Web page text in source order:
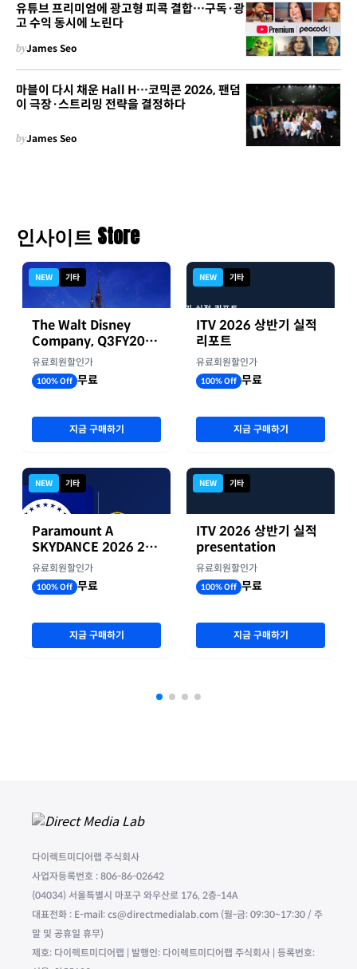
유튜브 프리미엄에 광고형 피콕 결합…구독·광
고 수익 동시에 노린다
byJames Seo
마블이 다시 채운 Hall H…코믹콘 2026, 팬덤
이 극장·스트리밍 전략을 결정하다
byJames Seo
인사이트 Store
NEW 기타
The Walt Disney
Company, Q3FY2026
실적자료
유료회원할인가
100% Off 무료
지금 구매하기
NEW 기타
Paramount A
SKYDANCE 2026 2분
기 실적
유료회원할인가
100% Off 무료
지금 구매하기
NEW 기타
ITV 2026 상반기 실적
리포트
유료회원할인가
100% Off 무료
지금 구매하기
NEW 기타
ITV 2026 상반기 실적
presentation
유료회원할인가
100% Off 무료
지금 구매하기
다이렉트미디어랩 주식회사
사업자등록번호 : 806-86-02642
(04034) 서울특별시 마포구 와우산로 176, 2층-14A
대표전화 : E-mail: cs@directmedialab.com (월-금: 09:30~17:30 / 주
말 및 공휴일 휴무)
제호: 다이렉트미디어랩 | 발행인: 다이렉트미디어랩 주식회사 | 등록번호: